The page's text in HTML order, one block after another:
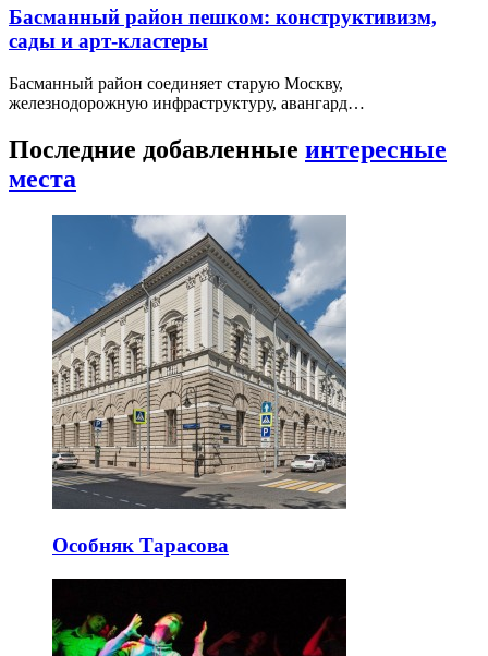
Басманный район пешком: конструктивизм,
сады и арт-кластеры
Басманный район соединяет старую Москву,
железнодорожную инфраструктуру, авангард…
Последние добавленные интересные
места
Особняк Тарасова